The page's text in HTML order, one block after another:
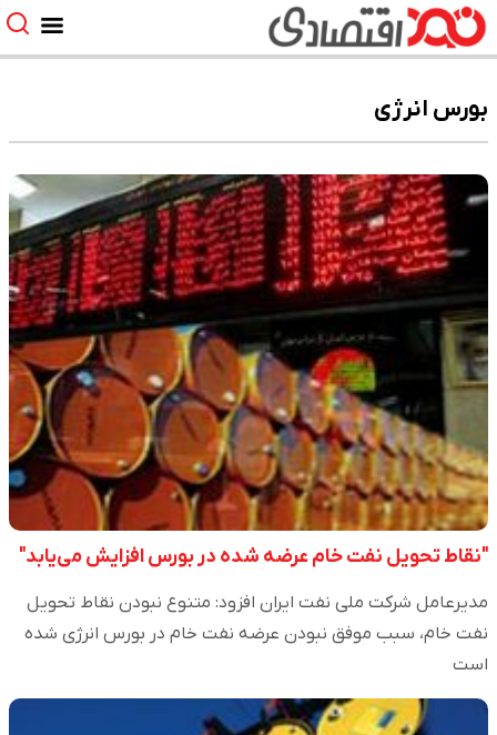
بورس انرژی
"نقاط تحویل نفت خام عرضه شده در بورس افزایش می‌یابد"
مدیرعامل شرکت ملی نفت ایران افزود: متنوع نبودن نقاط تحویل
نفت خام، سبب موفق نبودن عرضه نفت خام در بورس انرژی شده
است